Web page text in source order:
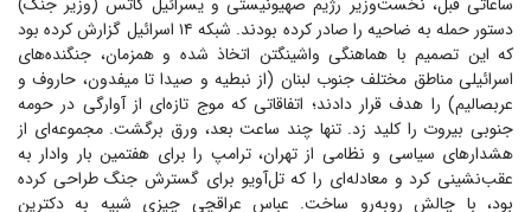
دستور حمله به ضاحیه را صادر کرده بودند. شبکه ۱۴ اسرائیل گزارش کرده بود
که این تصمیم با هماهنگی واشینگتن اتخاذ شده و همزمان، جنگنده‌های
اسرائیلی مناطق مختلف جنوب لبنان (از نبطیه و صیدا تا میفدون، حاروف و
عربصالیم) را هدف قرار دادند؛ اتفاقاتی که موج تازه‌ای از آوارگی در حومه
جنوبی بیروت را کلید زد. تنها چند ساعت بعد، ورق برگشت. مجموعه‌ای از
هشدار‌های سیاسی و نظامی از تهران، ترامپ را برای هفتمین بار وادار به
عقب‌نشینی کرد و معادله‌ای را که تل‌آویو برای گسترش جنگ طراحی کرده
بود، با چالش روبه‌رو ساخت. عباس عراقچی چیزی شبیه به دکترین